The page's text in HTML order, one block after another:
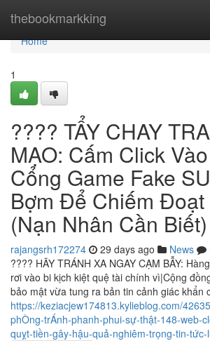
thebookmarkking
Home
Home
1
???? TẨY CHAY
MẠO: Cấm Click
Cổng Game Fake
Bợm Để Chiếm Đoạt
(Nạn Nhân Cần Biết)
rajangsrh172274 29 days ago News
???? HÃY TRÁNH XA NGAY CẠM BẪY:
rơi vào bi kịch kiệt quệ tài chính vì|Cộng
bảo mật vừa tung ra bản tin cảnh giác khẩn
https://keziacjew174813.kylieblog.com/
phÒng-trÁnh-phanh-phui-sự-thật-148-web-
quỵt-tiền-gây-hậu-quả-nghiêm-trọng-tin-